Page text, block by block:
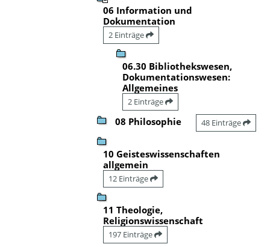
06 Information und
Dokumentation
2 Einträge
06.30 Bibliothekswesen,
Dokumentationswesen:
Allgemeines
2 Einträge
08 Philosophie 48 Einträge
10 Geisteswissenschaften
allgemein
12 Einträge
11 Theologie,
Religionswissenschaft
197 Einträge